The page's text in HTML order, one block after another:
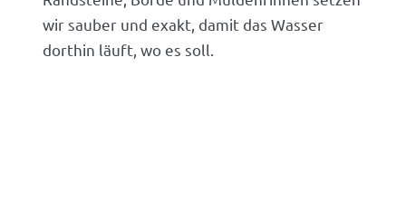
wir sauber und exakt, damit das Wasser
dorthin läuft, wo es soll.